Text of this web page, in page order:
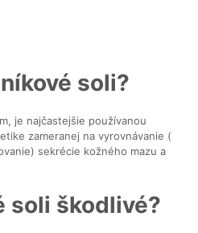
soli?
je najčastejšie používanou
zameranej na vyrovnávanie (
sekrécie kožného mazu a
soli škodlivé?